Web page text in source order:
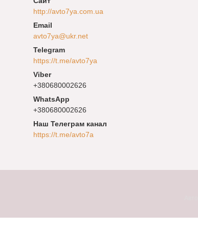
http://avto7ya.com.ua
avto7ya@ukr.net
https://t.me/avto7ya
+380680002626
+380680002626
Наш Телеграм канал
https://t.me/avto7a